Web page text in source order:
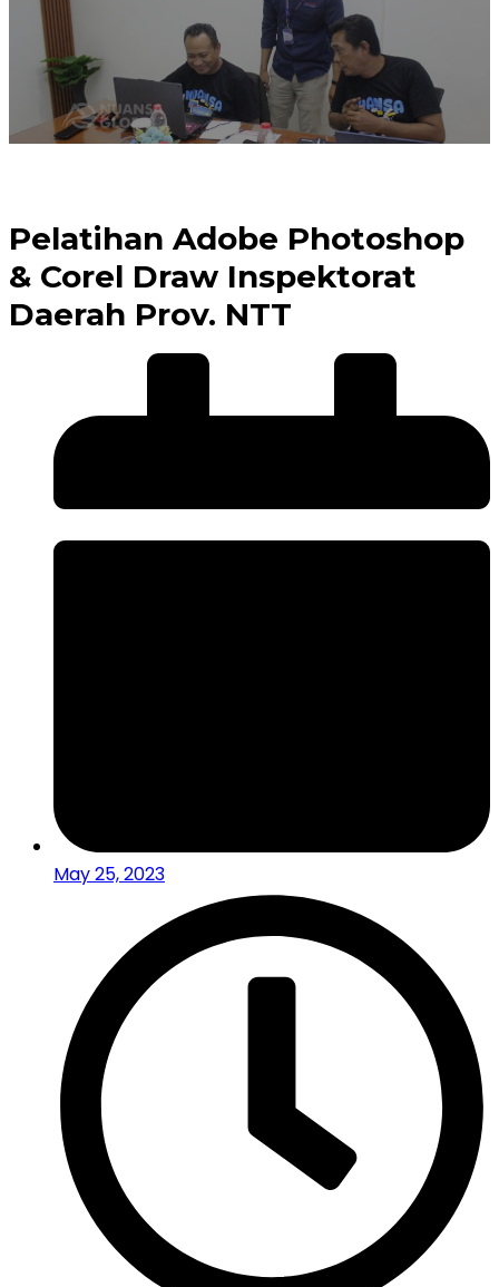
Pelatihan Adobe Photoshop
& Corel Draw Inspektorat
Daerah Prov. NTT
May 25, 2023